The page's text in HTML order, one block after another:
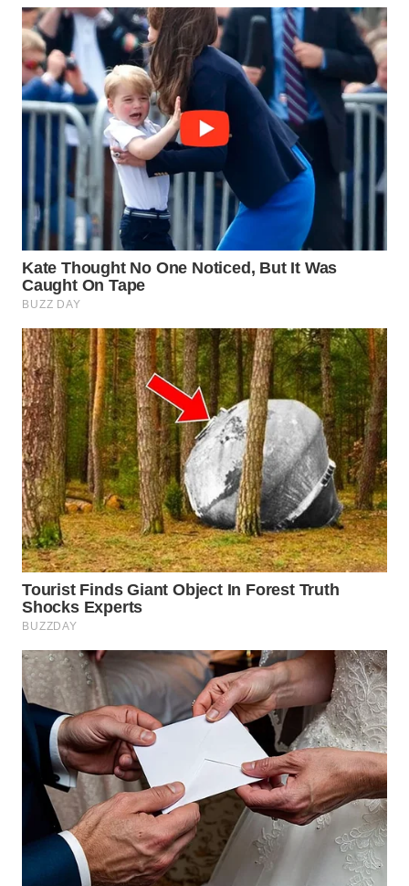
SPORT
WAHANA
UMKM
WAHANA
WAHANA
PERSONA
WAHANA
OTOMOTIF
WAHANA
HEALTH
WAHANA
DESA
WISATA
LAPAK
WAHANA
Wahana
Network
KONSUMEN
MASYARAKAT
KELISTRIKAN
WALINKI
ID
MAWAKA
ID